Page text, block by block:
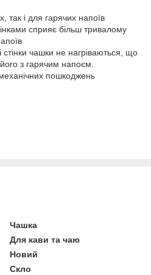
так і для гарячих напоїв
сприяє більш тривалому
стінки чашки не нагріваються, що
з гарячим напоєм.
пошкоджень
Чашка
Для кави та чаю
Новий
Скло